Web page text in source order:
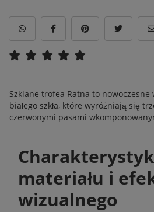
Szklane trofea Ratna to
białego szkła, które wyróżniają się
czerwonymi pasami
materiału i
wizualnego